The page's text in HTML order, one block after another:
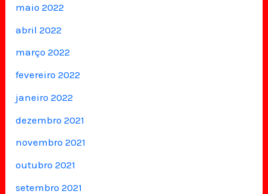
maio 2022
abril 2022
março 2022
fevereiro 2022
janeiro 2022
dezembro 2021
novembro 2021
outubro 2021
setembro 2021